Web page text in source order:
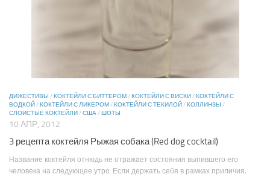
ДИЖЕСТИВЫ / КОКТЕЙЛИ С БИТТЕРОМ / КОКТЕЙЛИ С ВИСКИ / КОКТЕЙЛИ С
ВОДКОЙ / КОКТЕЙЛИ С ЛИКЕРОМ / КОКТЕЙЛИ С ТЕКИЛОЙ / КОЛЛИНЗЫ /
СЛОИСТЫЕ КОКТЕЙЛИ /США/ ШОТЫ
10 АПР, 2012
3 рецепта коктейля Рыжая собака (Red dog cocktail)
Название коктейля отнюдь не отражает состояния выпившего его
человека на следующее утро. Если держать себя в рамках приличия,